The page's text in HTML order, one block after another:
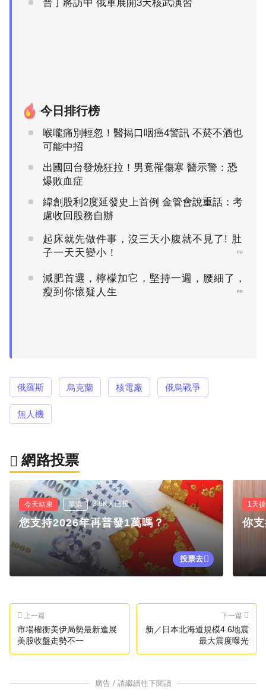
普丁將訪中 俄軍展開3天核武演習
今日排行榜
喉嚨痛別輕忽！醫揭口咽癌4警訊 不菸不酒也
可能中招
出國回台發燒狂拉！男竟罹傷寒 醫示警：恐
爆敗血症
緯創股利2度延發史上首例 金管會說重話：考
慮收回股務自辦
起床就先做件事，沒三天小腹就不見了! 肚
子一天天變小！
PR
減肥首選，檸檬加它，堅持一週，腰細了，
瘦到你懷疑人生
PR
俄羅斯 烏克蘭 核電廠 俄烏戰爭
無人機
網路投票
今天結束 單選 3.6K人已投
您支持2026年再普發1萬嗎？
投票去
1天
你
上一篇
市場權衡美伊局勢最新進展
美股收盤走勢不一
下一篇
新／日本北海道規模4.6地震
最大震度曝光
廣告 / 請繼續往下閱讀